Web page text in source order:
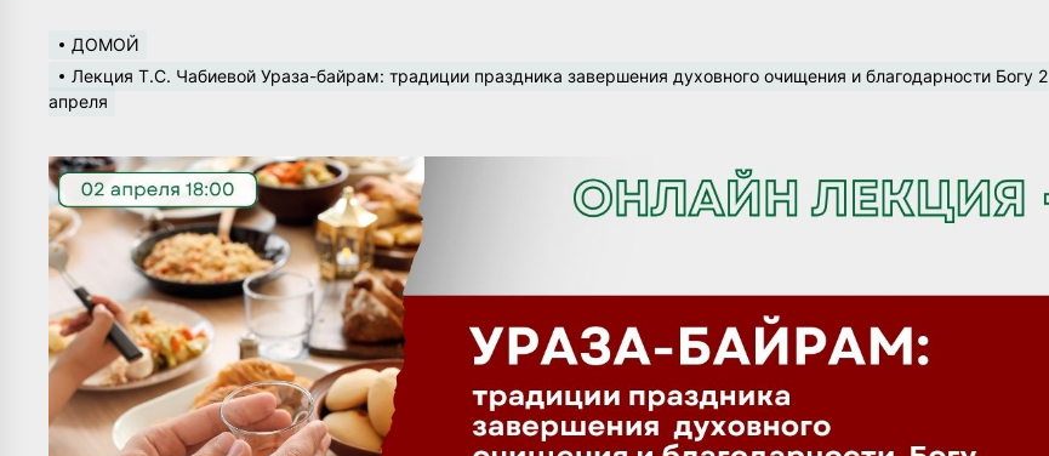
ДОМОЙ
Лекция Т.С. Чабиевой Ураза-байрам: традиции праздника завершения духовного очищения и благодарности Богу 2
апреля